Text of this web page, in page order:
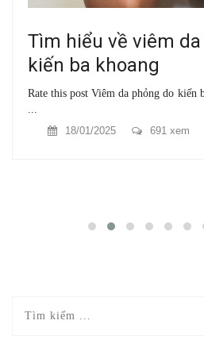
Tìm hiểu về viêm
kiến ba khoang
Rate this post Viêm da phỏng do kiến
18/01/2025
691 xem